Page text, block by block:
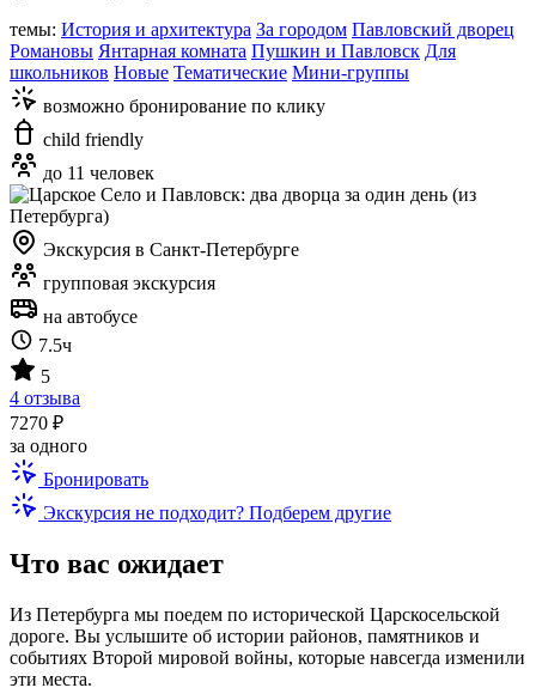
темы: История и архитектура За городом Павловский дворец
Романовы Янтарная комната Пушкин и Павловск Для
школьников Новые Тематические Мини-группы
возможно бронирование по клику
child friendly
до 11 человек
Экскурсия в Санкт-Петербурге
групповая экскурсия
на автобусе
7.5ч
5
4 отзыва
7270 ₽
за одного
Бронировать
Экскурсия не подходит? Подберем другие
Что вас ожидает
Из Петербурга мы поедем по исторической Царскосельской
дороге. Вы услышите об истории районов, памятников и
событиях Второй мировой войны, которые навсегда изменили
эти места.